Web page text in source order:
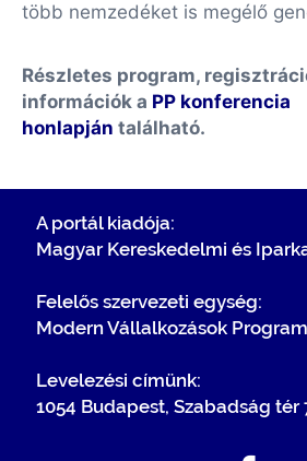
több nemzedéket is megélő
Részletes program,
információk a PP konferencia
honlapján található.
A portál kiadója:
Magyar Kereskedelmi és
Felelős szervezeti egység:
Modern Vállalkozások
Levelezési címünk:
1054 Budapest, Szabadság tér